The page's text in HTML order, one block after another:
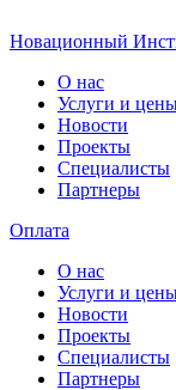
Новационный
О нас
Услуги и
Новости
Проекты
Специалисты
Партнеры
Оплата
О нас
Услуги и
Новости
Проекты
Специалисты
Партнеры